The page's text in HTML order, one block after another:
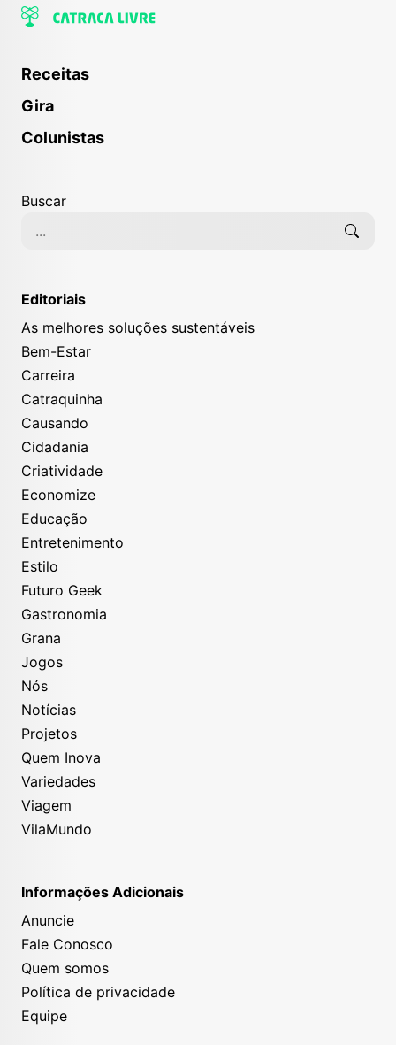
Receitas
Gira
Colunistas
Buscar
Editoriais
As melhores soluções sustentáveis
Bem-Estar
Carreira
Catraquinha
Causando
Cidadania
Criatividade
Economize
Educação
Entretenimento
Estilo
Futuro Geek
Gastronomia
Grana
Jogos
Nós
Notícias
Projetos
Quem Inova
Variedades
Viagem
VilaMundo
Informações Adicionais
Anuncie
Fale Conosco
Quem somos
Política de privacidade
Equipe